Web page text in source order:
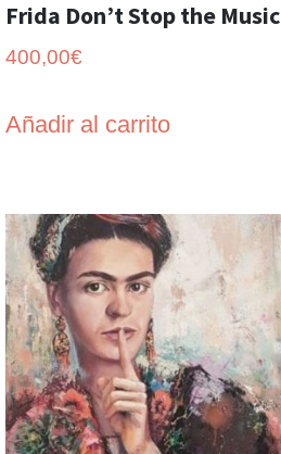
Frida Don’t Stop the Music
400,00€
Añadir al carrito